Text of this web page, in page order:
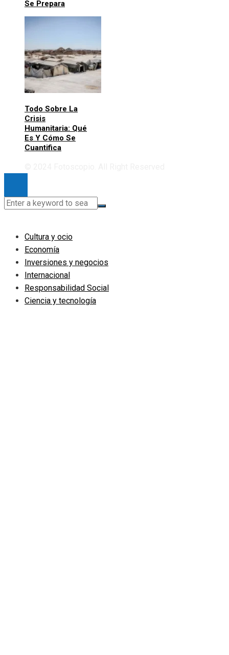
Se Prepara
Todo Sobre La
Crisis
Humanitaria: Qué
Es Y Cómo Se
Cuantifica
Cultura y ocio
Economía
Inversiones y negocios
Internacional
Responsabilidad Social
Ciencia y tecnología